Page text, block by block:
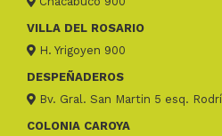
VILLA DEL ROSARIO
H. Yrigoyen 900
DESPEÑADEROS
Bv. Gral. San Martin 5 esq.
COLONIA CAROYA